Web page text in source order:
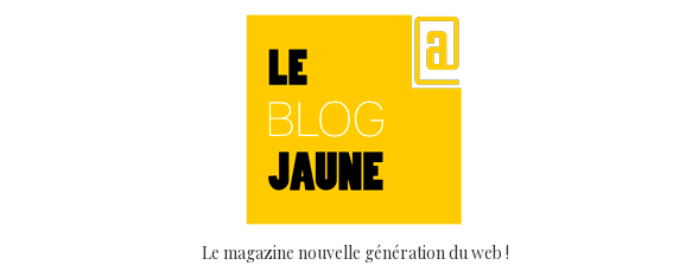
Le magazine nouvelle génération du web !